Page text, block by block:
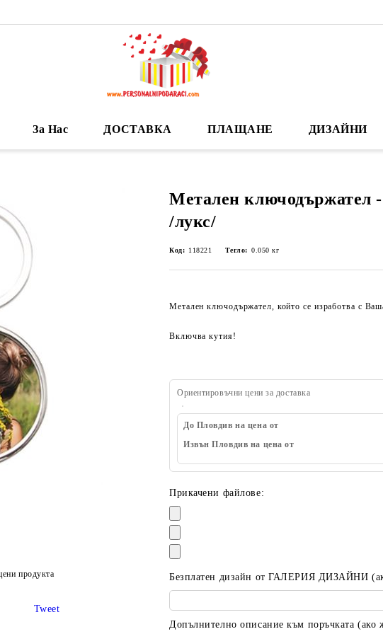
За Нас ДОСТАВКА ПЛАЩАНЕ ДИЗАЙНИ
Метален ключодържател
/лукс/
Код: 118221 Тегло: 0.050 кг
Метален ключодържател, който се изработва с
Включва кутия!
Ориентировъчни цени за доставка
До Пловдив на цена от
Извън Пловдив на цена от
Прикачени файлове:
Безплатен дизайн от ГАЛЕРИЯ ДИЗАЙНИ
Допълнително описание към поръчката (ако
продукта
Tweet